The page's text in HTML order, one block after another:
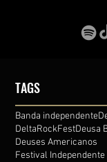
TAGS
Banda independente
DeltaRockFestDeusa
Deuses Americanos
Festival Independente